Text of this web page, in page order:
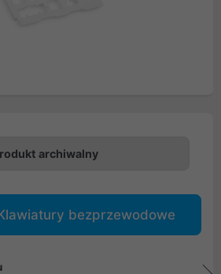
archiwalny
bezprzewodowe